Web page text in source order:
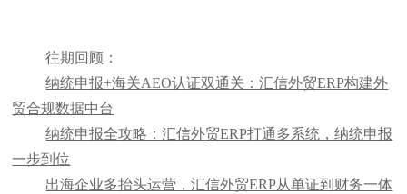
往期回顾：
纳统申报+海关AEO认证双通关：汇信外贸ERP构建外
贸合规数据中台
纳统申报全攻略：汇信外贸ERP打通多系统，纳统申报
一步到位
出海企业多抬头运营，汇信外贸ERP从单证到财务一体